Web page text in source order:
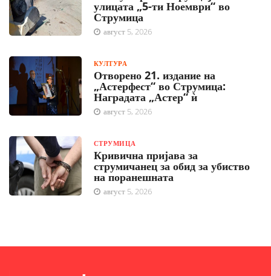
улицата „5-ти Ноември“ во
Струмица
август 5, 2026
КУЛТУРА
Отворено 21. издание на
„Астерфест“ во Струмица:
Наградата „Астер“ ѝ
август 5, 2026
СТРУМИЦА
Кривична пријава за
струмичанец за обид за убиство
на поранешната
август 5, 2026